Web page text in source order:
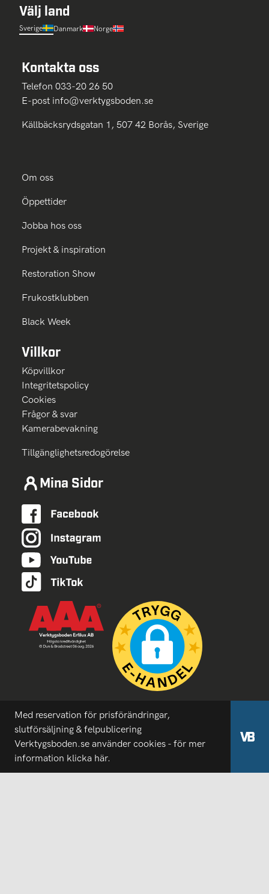
Välj land
Sverige Danmark Norge
Kontakta oss
Telefon 033-20 26 50
E-post info@verktygsboden.se
Källbäcksrydsgatan 1, 507 42 Borås, Sverige
Om oss
Öppettider
Jobba hos oss
Projekt & inspiration
Restoration Show
Frukostklubben
Black Week
Villkor
Köpvillkor
Integritetspolicy
Cookies
Frågor & svar
Kamerabevakning
Tillgänglighetsredogörelse
Mina Sidor
Med reservation för prisförändringar,
slutförsäljning & felpublicering
Verktygsboden.se använder cookies - för mer
information klicka här.